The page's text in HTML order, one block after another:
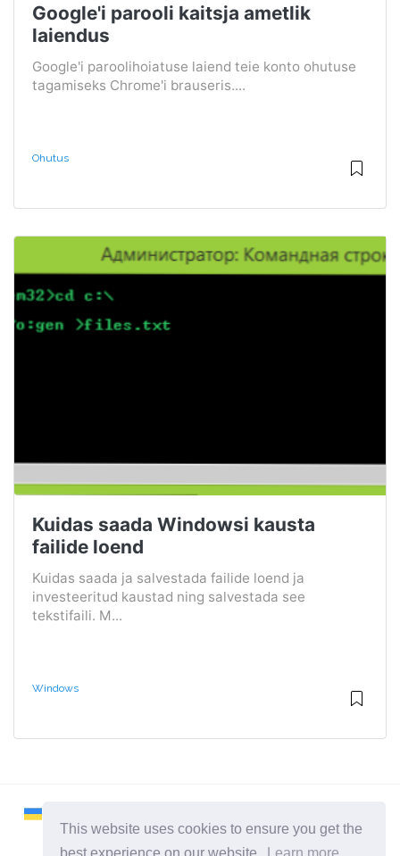
This website uses cookies to ensure you get the
Google'i parooli kaitsja ametlik
laiendus
Google'i paroolihoiatuse laiend teie konto ohutuse
tagamiseks Chrome'i brauseris....
Ohutus
Kuidas saada Windowsi kausta
failide loend
Kuidas saada ja salvestada failide loend ja
investeeritud kaustad ning salvestada see
tekstifaili. M...
Windows